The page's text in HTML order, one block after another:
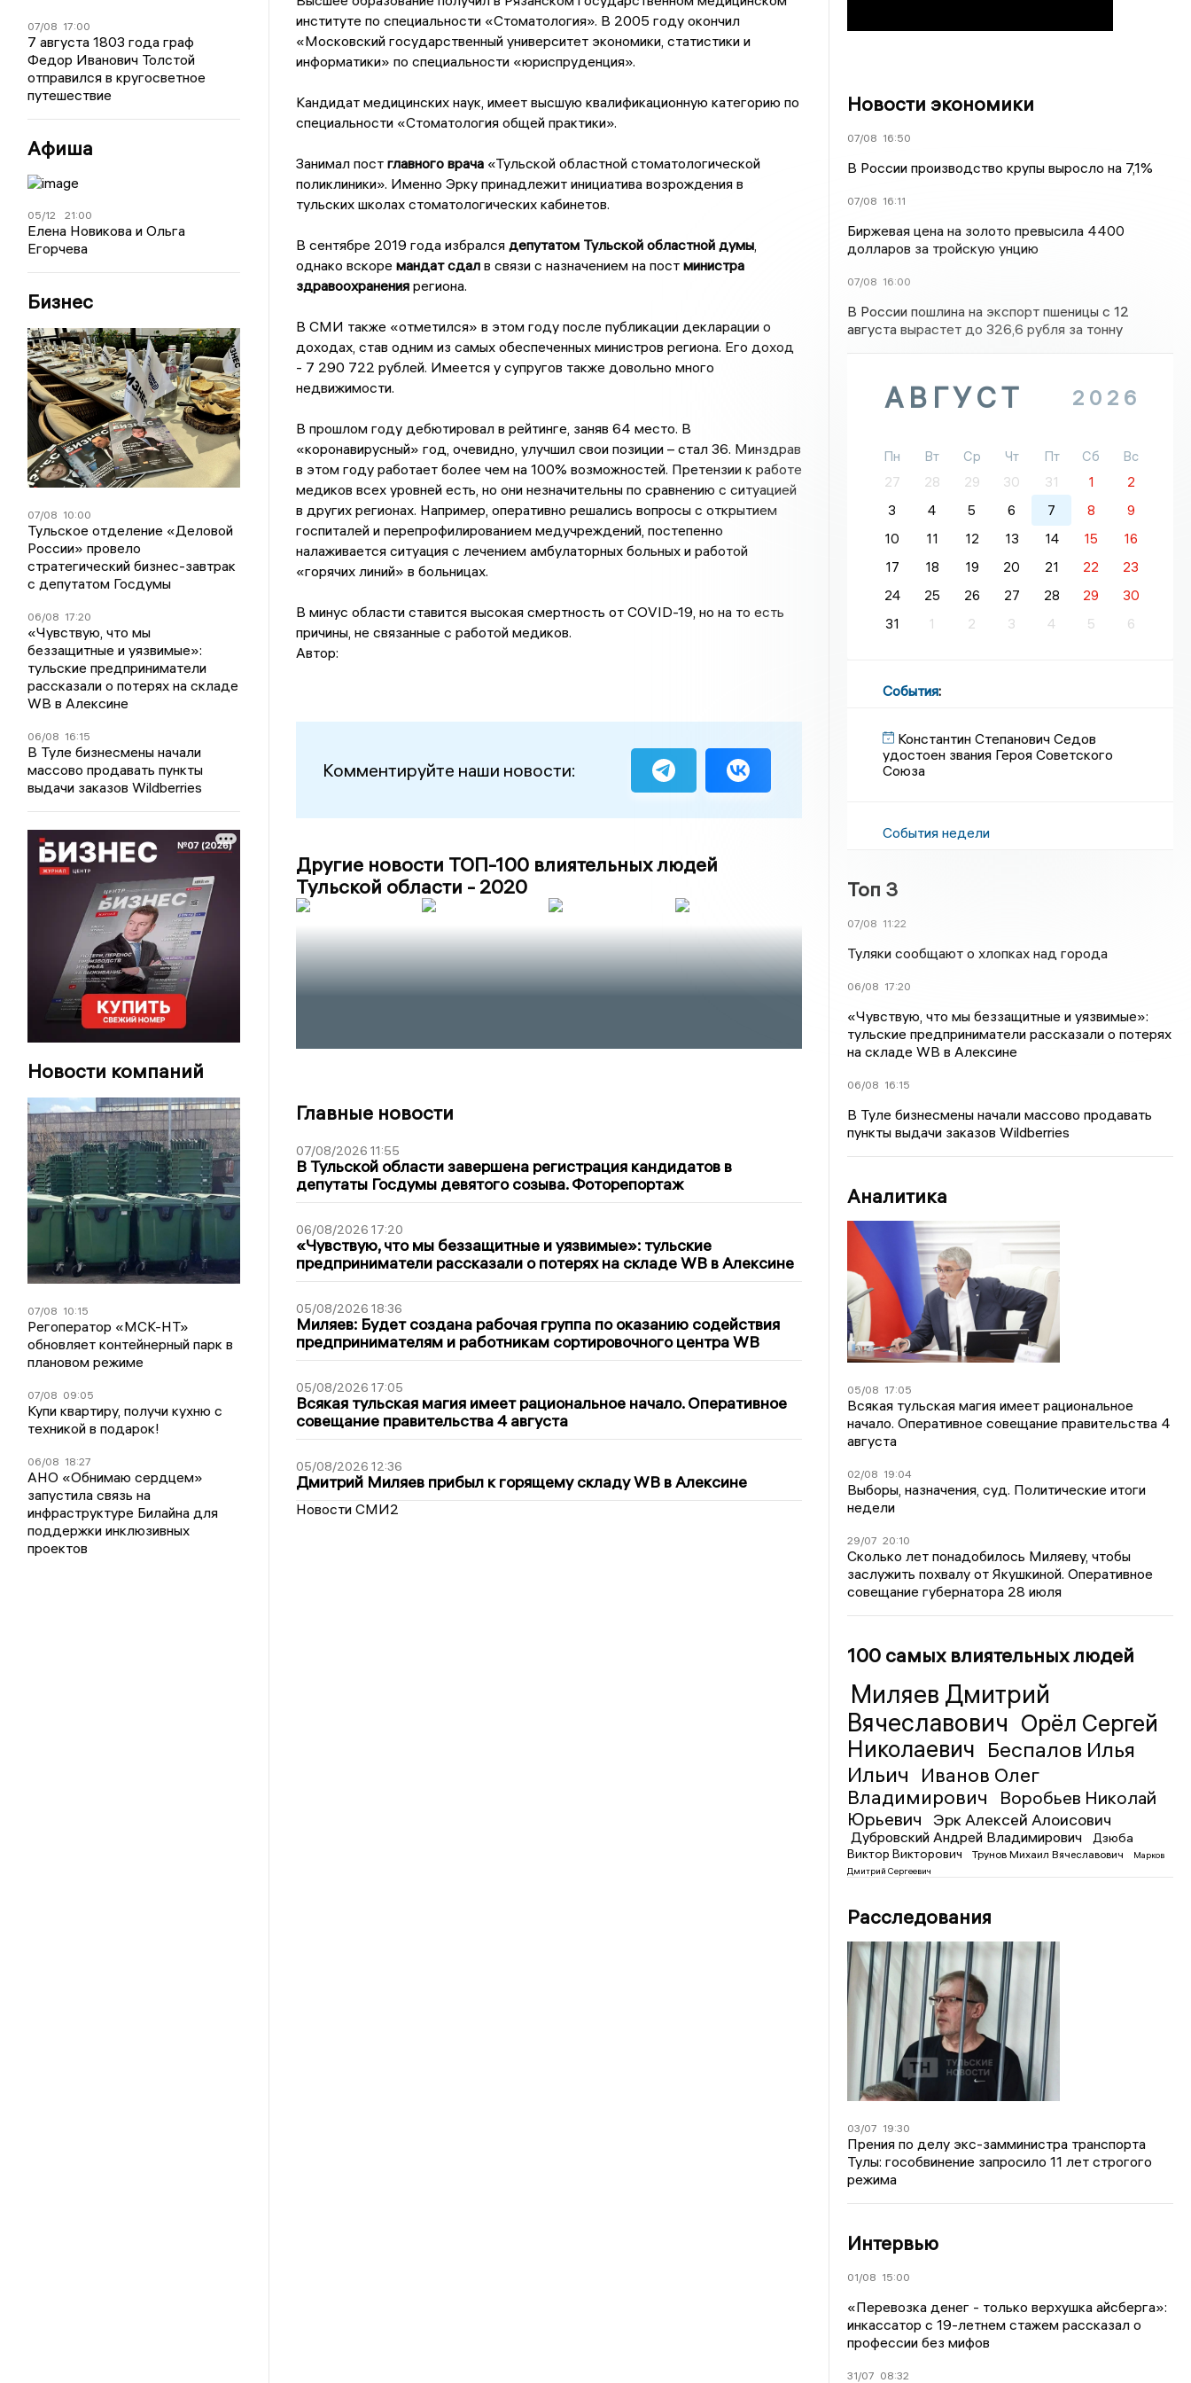
07/08 17:00
7 августа 1803 года граф
Федор Иванович Толстой
отправился в кругосветное
путешествие
Афиша
05/12 21:00
Елена Новикова и Ольга
Егорчева
Бизнес
07/08 10:00
Тульское отделение «Деловой
России» провело
стратегический бизнес-завтрак
с депутатом Госдумы
06/08 17:20
«Чувствую, что мы
беззащитные и уязвимые»:
тульские предприниматели
рассказали о потерях на складе
WB в Алексине
06/08 16:15
В Туле бизнесмены начали
массово продавать пункты
выдачи заказов Wildberries
Новости компаний
07/08 10:15
Регоператор «МСК-НТ»
обновляет контейнерный парк в
плановом режиме
07/08 09:05
Купи квартиру, получи кухню с
техникой в подарок!
06/08 18:27
АНО «Обнимаю сердцем»
запустила связь на
инфраструктуре Билайна для
поддержки инклюзивных
проектов
институте по специальности «Стоматология». В 2005 году окончил
«Московский государственный университет экономики, статистики и
информатики» по специальности «юриспруденция».
Кандидат медицинских наук, имеет высшую квалификационную категорию по
специальности «Стоматология общей практики».
Занимал пост главного врача«Тульской областной стоматологической
поликлиники». Именно Эрку принадлежит инициатива возрождения в
тульских школах стоматологических кабинетов.
В сентябре 2019 года избрался депутатом Тульской областной думы,
однако вскоре мандат сдалв связи с назначением на пост министра
здравоохранениярегиона.
В СМИ также «отметился» в этом году после публикации декларации о
доходах, став одним из самых обеспеченных министров региона. Его доход
- 7 290 722 рублей. Имеется у супругов также довольно много
недвижимости.
В прошлом году дебютировал в рейтинге, заняв 64 место. В
«коронавирусный» год, очевидно, улучшил свои позиции – стал 36. Минздрав
в этом году работает более чем на 100% возможностей. Претензии к работе
медиков всех уровней есть, но они незначительны по сравнению с ситуацией
в других регионах. Например, оперативно решались вопросы с открытием
госпиталей и перепрофилированием медучреждений, постепенно
налаживается ситуация с лечением амбулаторных больных и работой
«горячих линий» в больницах.
В минус области ставится высокая смертность от COVID-19, но на то есть
причины, не связанные с работой медиков.
Автор:
Комментируйте наши новости:
Другие новости ТОП-100 влиятельных людей
Тульской области - 2020
Главные новости
07/08/2026 11:55
В Тульской области завершена регистрация кандидатов в
депутаты Госдумы девятого созыва. Фоторепортаж
06/08/2026 17:20
«Чувствую, что мы беззащитные и уязвимые»: тульские
предприниматели рассказали о потерях на складе WB в Алексине
05/08/2026 18:36
Миляев: Будет создана рабочая группа по оказанию содействия
предпринимателям и работникам сортировочного центра WB
05/08/2026 17:05
Всякая тульская магия имеет рациональное начало. Оперативное
совещание правительства 4 августа
05/08/2026 12:36
Дмитрий Миляев прибыл к горящему складу WB в Алексине
Новости СМИ2
Новости экономики
07/08 16:50
В России производство крупы выросло на 7,1%
07/08 16:11
Биржевая цена на золото превысила 4400
долларов за тройскую унцию
07/08 16:00
В России пошлина на экспорт пшеницы с 12
августа вырастет до 326,6 рубля за тонну
АВГУСТ 2026
Пн Вт Ср Чт Пт Сб
Вс
27
28 29 30 31 1
2
3
4 5 6 7 8
9
10
11 12 13 14 15
16
17
18 19 20 21 22
23
24
25 26 27 28 29
30
31
1 2 3 4 5 6
События:
Константин Степанович Седов
удостоен звания Героя Советского
Союза
События недели
Топ 3
07/08 11:22
Туляки сообщают о хлопках над города
06/08 17:20
«Чувствую, что мы беззащитные и уязвимые»:
тульские предприниматели рассказали о потерях
на складе WB в Алексине
06/08 16:15
В Туле бизнесмены начали массово продавать
пункты выдачи заказов Wildberries
Аналитика
05/08 17:05
Всякая тульская магия имеет рациональное
начало. Оперативное совещание правительства 4
августа
02/08 19:04
Выборы, назначения, суд. Политические итоги
недели
29/07 20:10
Сколько лет понадобилось Миляеву, чтобы
заслужить похвалу от Якушкиной. Оперативное
совещание губернатора 28 июля
100 самых влиятельных людей
Миляев Дмитрий
Вячеславович Орёл Сергей
Николаевич Беспалов Илья
Ильич
Иванов Олег
Владимирович
Воробьев Николай
Юрьевич
Эрк Алексей Алоисович
Дубровский Андрей Владимирович
Дзюба
Виктор Викторович
Трунов Михаил Вячеславович
Марков
Дмитрий Сергеевич
Расследования
03/07 19:30
Прения по делу экс-замминистра транспорта
Тулы: гособвинение запросило 11 лет строгого
режима
Интервью
01/08 15:00
«Перевозка денег - только верхушка айсберга»:
инкассатор с 19-летнем стажем рассказал о
профессии без мифов
31/07 08:32